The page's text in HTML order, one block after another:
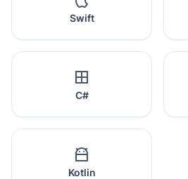
Swift
C#
Kotlin